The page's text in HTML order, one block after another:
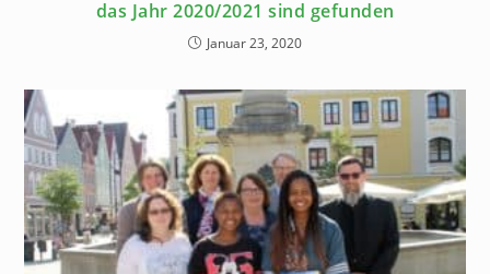
das Jahr 2020/2021 sind gefunden
Januar 23, 2020